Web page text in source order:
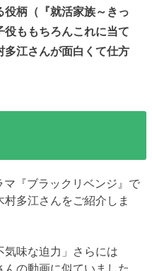
柄（『就活家族～きっ
役ももちろんこれに当て
多江さんが面白くて仕方
『ブラックリベンジ』で
多江さんをご紹介しま
気味な迫力」さらには
んの動画に似ていました